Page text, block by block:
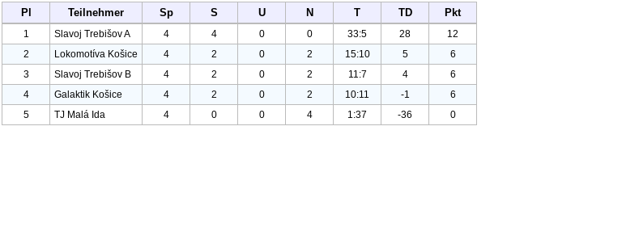
Pl Teilnehmer Sp S U N T TD Pkt
1 Slavoj Trebišov A 4 4 0 0 33:5 28
12
2
Lokomotíva Košice 4 2 0 2 15:10 5
6
3
Slavoj Trebišov B 4 2 0 2 11:7 4
6
4
Galaktik Košice 4 2 0 2 10:11 -1
6
5
TJ Malá Ida 4 0 0 4 1:37 -36 0